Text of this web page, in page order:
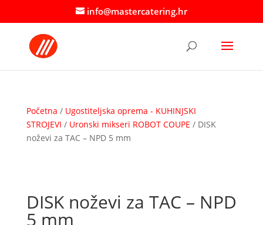
info@mastercatering.hr
Početna / Ugostiteljska oprema - KUHINJSKI
STROJEVI / Uronski mikseri ROBOT COUPE / DISK
noževi za TAC – NPD 5 mm
DISK noževi za TAC – NPD
5 mm